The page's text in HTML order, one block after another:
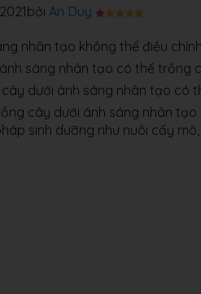
bởi An Duy
nhân tạo không thể điều
sáng nhân tạo có thể trồng
cây dưới ánh sáng nhân tạo có
cây dưới ánh sáng nhân
sinh dưỡng như nuôi cấy